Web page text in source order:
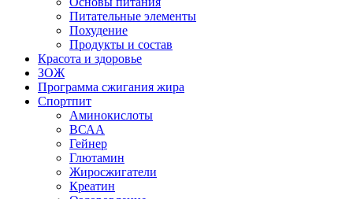
Питательные элементы
Похудение
Продукты и состав
Красота и здоровье
ЗОЖ
Программа сжигания жира
Спортпит
Аминокислоты
ВСАА
Гейнер
Глютамин
Жиросжигатели
Креатин